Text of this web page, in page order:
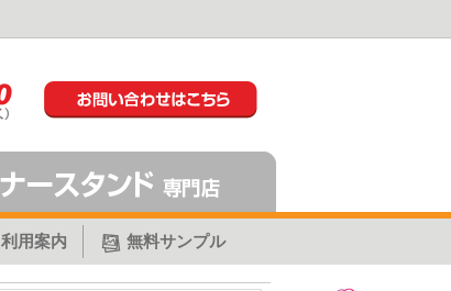
利用案内 無料サンプル